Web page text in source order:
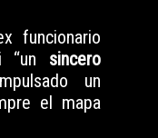
funcionario
“un sincero
un
el mapa